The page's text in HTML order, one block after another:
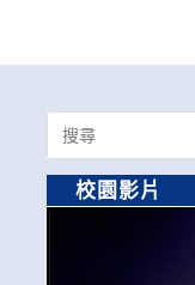
Search
for:
校園影片